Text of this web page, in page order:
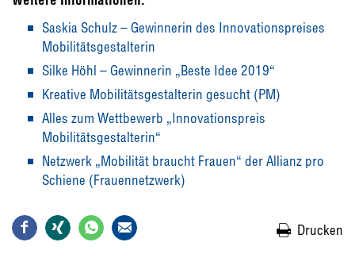
Saskia Schulz – Gewinnerin des Innovationspreises
Mobilitätsgestalterin
Silke Höhl – Gewinnerin „Beste Idee 2019“
Kreative Mobilitätsgestalterin gesucht (PM)
Alles zum Wettbewerb „Innovationspreis
Mobilitätsgestalterin“
Netzwerk „Mobilität braucht Frauen“ der Allianz pro
Schiene (Frauennetzwerk)
Drucken